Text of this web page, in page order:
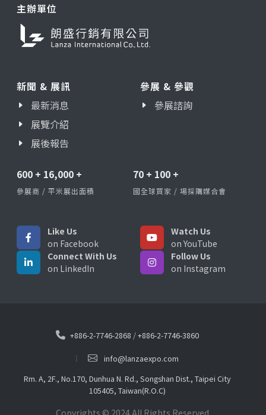
主辦單位
新聞 & 展訊
最新消息
展覽介紹
展後報告
參展 & 參觀
參展諮詢
600 + 16,000 +
參展商 / 平米展出面積
70 + 100 +
國全球買家 / 場採購媒合會
Like Us
on Facebook
Watch Us
on YouTube
Connect With Us
on LinkedIn
Follow Us
on Instagram
+886-2-7746-2868 /+886-2-7746-3860
info@lanzaexpo.com
Rm. A, 2F., No.170, Dunhua N. Rd., Songshan Dist., Taipei City
105405, Taiwan(R.O.C)
Copyrights © 2024 All Rights Reserved.